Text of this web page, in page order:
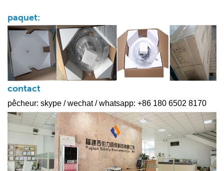
paquet:
contact
pêcheur: skype / wechat / whatsapp: +86 180 6502 8170